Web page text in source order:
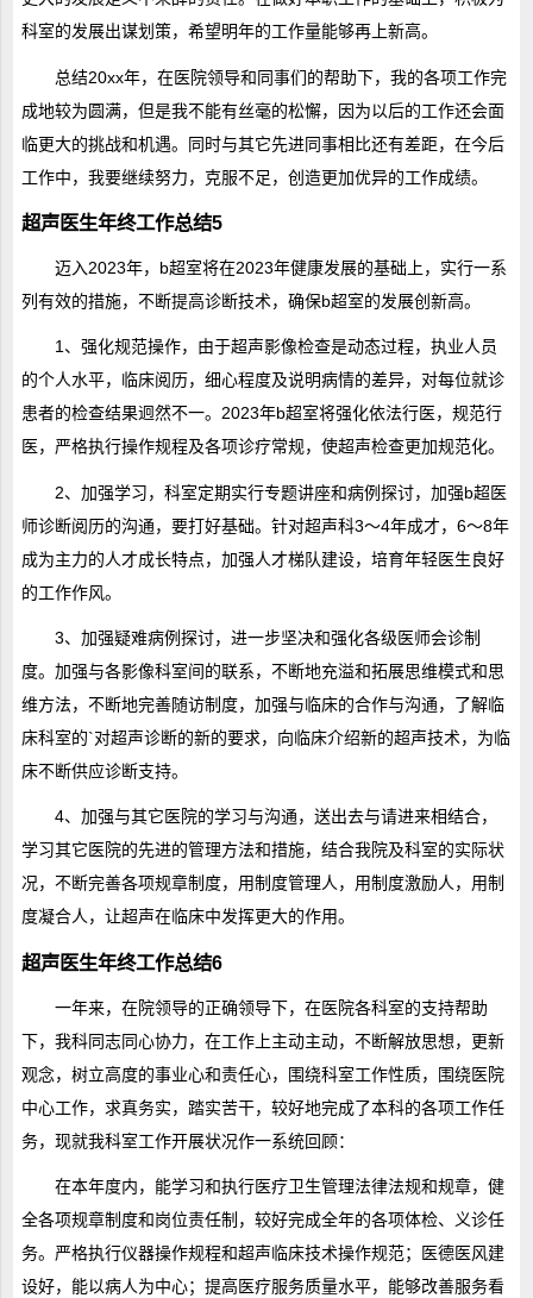
科室的发展出谋划策，希望明年的工作量能够再上新高。
总结20xx年，在医院领导和同事们的帮助下，我的各项工作完
成地较为圆满，但是我不能有丝毫的松懈，因为以后的工作还会面
临更大的挑战和机遇。同时与其它先进同事相比还有差距，在今后
工作中，我要继续努力，克服不足，创造更加优异的工作成绩。
超声医生年终工作总结5
迈入2023年，b超室将在2023年健康发展的基础上，实行一系
列有效的措施，不断提高诊断技术，确保b超室的发展创新高。
1、强化规范操作，由于超声影像检查是动态过程，执业人员
的个人水平，临床阅历，细心程度及说明病情的差异，对每位就诊
患者的检查结果迥然不一。2023年b超室将强化依法行医，规范行
医，严格执行操作规程及各项诊疗常规，使超声检查更加规范化。
2、加强学习，科室定期实行专题讲座和病例探讨，加强b超医
师诊断阅历的沟通，要打好基础。针对超声科3～4年成才，6～8年
成为主力的人才成长特点，加强人才梯队建设，培育年轻医生良好
的工作作风。
3、加强疑难病例探讨，进一步坚决和强化各级医师会诊制
度。加强与各影像科室间的联系，不断地充溢和拓展思维模式和思
维方法，不断地完善随访制度，加强与临床的合作与沟通，了解临
床科室的`对超声诊断的新的要求，向临床介绍新的超声技术，为临
床不断供应诊断支持。
4、加强与其它医院的学习与沟通，送出去与请进来相结合，
学习其它医院的先进的管理方法和措施，结合我院及科室的实际状
况，不断完善各项规章制度，用制度管理人，用制度激励人，用制
度凝合人，让超声在临床中发挥更大的作用。
超声医生年终工作总结6
一年来，在院领导的正确领导下，在医院各科室的支持帮助
下，我科同志同心协力，在工作上主动主动，不断解放思想，更新
观念，树立高度的事业心和责任心，围绕科室工作性质，围绕医院
中心工作，求真务实，踏实苦干，较好地完成了本科的各项工作任
务，现就我科室工作开展状况作一系统回顾：
在本年度内，能学习和执行医疗卫生管理法律法规和规章，健
全各项规章制度和岗位责任制，较好完成全年的各项体检、义诊任
务。严格执行仪器操作规程和超声临床技术操作规范；医德医风建
设好，能以病人为中心；提高医疗服务质量水平，能够改善服务看